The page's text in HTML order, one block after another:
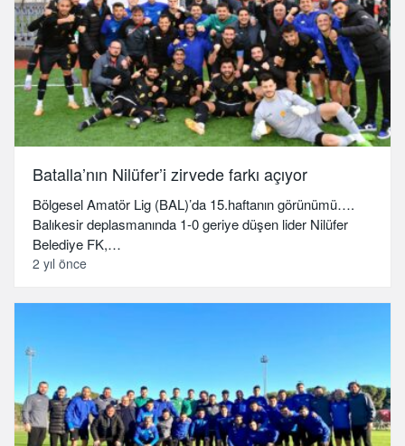
Batalla’nın Nilüfer’i zirvede farkı açıyor
Bölgesel Amatör Lig (BAL)’da 15.haftanın görünümü….
Balıkesir deplasmanında 1-0 geriye düşen lider Nilüfer
Belediye FK,…
2 yıl önce